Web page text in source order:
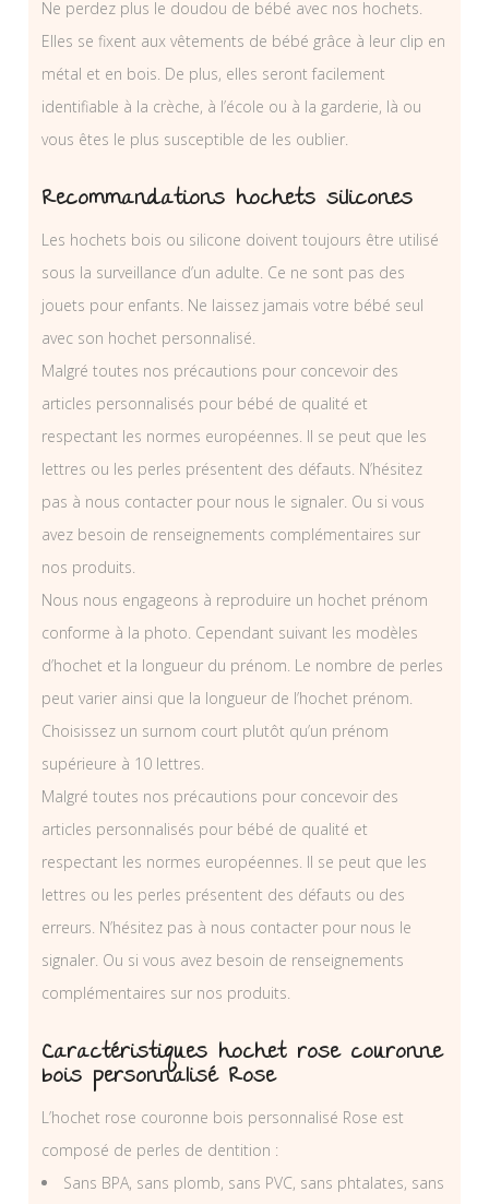
Ne perdez plus le doudou de bébé avec nos hochets.
Elles se fixent aux vêtements de bébé grâce à leur clip en
métal et en bois. De plus, elles seront facilement
identifiable à la crèche, à l’école ou à la garderie, là ou
vous êtes le plus susceptible de les oublier.
Recommandations hochets silicones
Les hochets bois ou silicone doivent toujours être utilisé
sous la surveillance d’un adulte. Ce ne sont pas des
jouets pour enfants. Ne laissez jamais votre bébé seul
avec son hochet personnalisé.
Malgré toutes nos précautions pour concevoir des
articles personnalisés pour bébé de qualité et
respectant les normes européennes. Il se peut que les
lettres ou les perles présentent des défauts. N’hésitez
pas à nous contacter pour nous le signaler. Ou si vous
avez besoin de renseignements complémentaires sur
nos produits.
Nous nous engageons à reproduire un hochet prénom
conforme à la photo. Cependant suivant les modèles
d’hochet et la longueur du prénom. Le nombre de perles
peut varier ainsi que la longueur de l’hochet prénom.
Choisissez un surnom court plutôt qu’un prénom
supérieure à 10 lettres.
Malgré toutes nos précautions pour concevoir des
articles personnalisés pour bébé de qualité et
respectant les normes européennes. Il se peut que les
lettres ou les perles présentent des défauts ou des
erreurs. N’hésitez pas à nous contacter pour nous le
signaler. Ou si vous avez besoin de renseignements
complémentaires sur nos produits.
Caractéristiques hochet rose couronne
bois personnalisé Rose
L’hochet rose couronne bois personnalisé Rose est
composé de perles de dentition :
Sans BPA, sans plomb, sans PVC, sans phtalates, sans